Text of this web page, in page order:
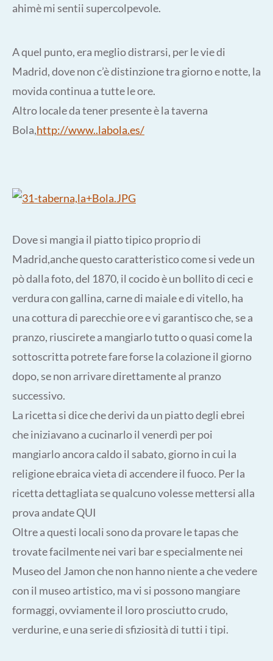
ahimè mi sentii supercolpevole.
A quel punto, era meglio distrarsi, per le vie di
Madrid, dove non c’è distinzione tra giorno e notte, la
movida continua a tutte le ore.
Altro locale da tener presente è la taverna
Bola,http://www..labola.es/
Dove si mangia il piatto tipico proprio di
Madrid,anche questo caratteristico come si vede un
pò dalla foto, del 1870, il cocido è un bollito di ceci e
verdura con gallina, carne di maiale e di vitello, ha
una cottura di parecchie ore e vi garantisco che, se a
pranzo, riuscirete a mangiarlo tutto o quasi come la
sottoscritta potrete fare forse la colazione il giorno
dopo, se non arrivare direttamente al pranzo
successivo.
La ricetta si dice che derivi da un piatto degli ebrei
che iniziavano a cucinarlo il venerdì per poi
mangiarlo ancora caldo il sabato, giorno in cui la
religione ebraica vieta di accendere il fuoco. Per la
ricetta dettagliata se qualcuno volesse mettersi alla
prova andate QUI
Oltre a questi locali sono da provare le tapas che
trovate facilmente nei vari bar e specialmente nei
Museo del Jamon che non hanno niente a che vedere
con il museo artistico, ma vi si possono mangiare
formaggi, ovviamente il loro prosciutto crudo,
verdurine, e una serie di sfiziosità di tutti i tipi.